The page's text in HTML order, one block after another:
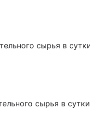
сырья в
сырья в